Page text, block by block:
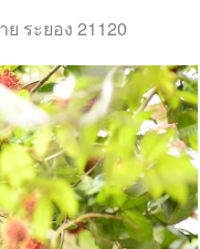
ระยอง 21120